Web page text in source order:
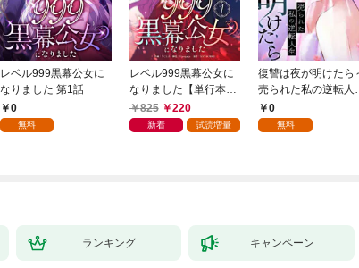
レベル999黒幕公女に
なりました 第1話
0
無料
レベル999黒幕公女に
なりました【単行本
版】 1巻
825 220
新着 試読増量
復讐は夜が明けたら
売られた私の逆転人生
(1)0
無料
ランキング キャンペーン